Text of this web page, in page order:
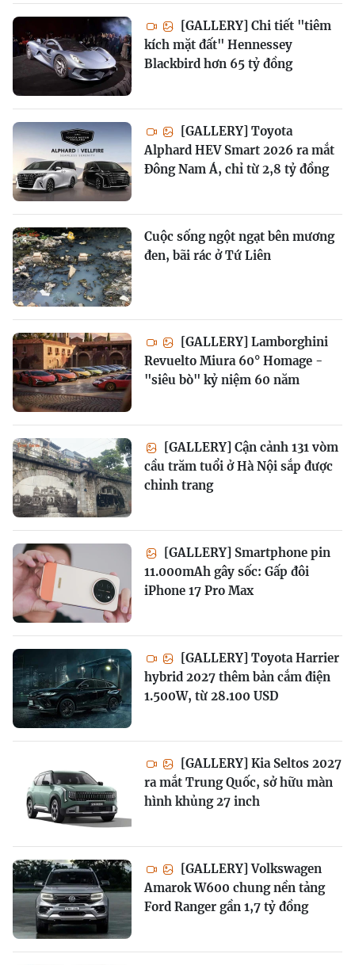
[GALLERY] Chi tiết "tiêm
kích mặt đất" Hennessey
Blackbird hơn 65 tỷ đồng
[GALLERY] Toyota
Alphard HEV Smart 2026 ra mắt
Đông Nam Á, chỉ từ 2,8 tỷ đồng
Cuộc sống ngột ngạt bên mương
đen, bãi rác ở Tứ Liên
[GALLERY] Lamborghini
Revuelto Miura 60° Homage -
"siêu bò" kỷ niệm 60 năm
[GALLERY] Cận cảnh 131 vòm
cầu trăm tuổi ở Hà Nội sắp được
chỉnh trang
[GALLERY] Smartphone pin
11.000mAh gây sốc: Gấp đôi
iPhone 17 Pro Max
[GALLERY] Toyota Harrier
hybrid 2027 thêm bản cắm điện
1.500W, từ 28.100 USD
[GALLERY] Kia Seltos 2027
ra mắt Trung Quốc, sở hữu màn
hình khủng 27 inch
[GALLERY] Volkswagen
Amarok W600 chung nền tảng
Ford Ranger gần 1,7 tỷ đồng